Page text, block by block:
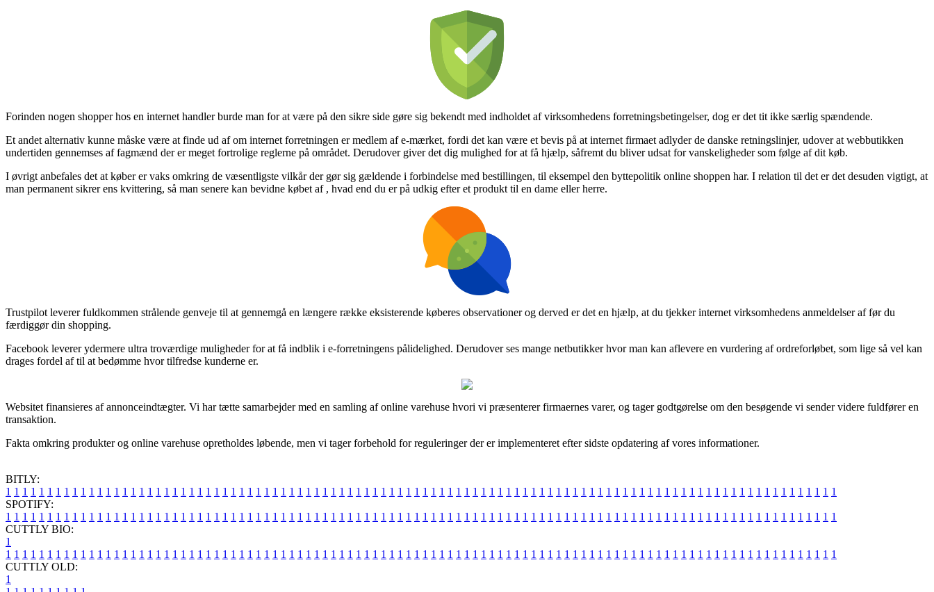
Forinden nogen shopper hos en internet handler burde man for at være på den sikre side gøre sig bekendt med indholdet af virksomhedens forretningsbetingelser, dog er det tit ikke særlig spændende.
Et andet alternativ kunne måske være at finde ud af om internet forretningen er medlem af e-mærket, fordi det kan være et bevis på at internet firmaet adlyder de danske retningslinjer, udover at webbutikken
undertiden gennemses af fagmænd der er meget fortrolige reglerne på området. Derudover giver det dig mulighed for at få hjælp, såfremt du bliver udsat for vanskeligheder som følge af dit køb.
I øvrigt anbefales det at køber er vaks omkring de væsentligste vilkår der gør sig gældende i forbindelse med bestillingen, til eksempel den byttepolitik online shoppen har. I relation til det er det desuden vigtigt, at
man permanent sikrer ens kvittering, så man senere kan bevidne købet af , hvad end du er på udkig efter et produkt til en dame eller herre.
Trustpilot leverer fuldkommen strålende genveje til at gennemgå en længere række eksisterende køberes observationer og derved er det en hjælp, at du tjekker internet virksomhedens anmeldelser af før du
færdiggør din shopping.
Facebook leverer ydermere ultra troværdige muligheder for at få indblik i e-forretningens pålidelighed. Derudover ses mange netbutikker hvor man kan aflevere en vurdering af ordreforløbet, som lige så vel kan
drages fordel af til at bedømme hvor tilfredse kunderne er.
Websitet finansieres af annonceindtægter. Vi har tætte samarbejder med en samling af online varehuse hvori vi præsenterer firmaernes varer, og tager godtgørelse om den besøgende vi sender videre fuldfører en
transaktion.
Fakta omkring produkter og online varehuse opretholdes løbende, men vi tager forbehold for reguleringer der er implementeret efter sidste opdatering af vores informationer.
BITLY:
1 1 1 1 1 1 1 1 1 1 1 1 1 1 1 1 1 1 1 1 1 1 1 1 1 1 1 1 1 1 1 1 1 1 1 1 1 1 1 1 1 1 1 1 1 1 1 1 1 1 1 1 1 1 1 1 1 1 1 1 1 1 1 1 1 1 1 1 1 1 1 1 1 1 1 1 1 1 1 1 1 1 1 1 1 1 1 1 1 1 1 1 1 1 1 1 1 1 1 1
SPOTIFY:
1 1 1 1 1 1 1 1 1 1 1 1 1 1 1 1 1 1 1 1 1 1 1 1 1 1 1 1 1 1 1 1 1 1 1 1 1 1 1 1 1 1 1 1 1 1 1 1 1 1 1 1 1 1 1 1 1 1 1 1 1 1 1 1 1 1 1 1 1 1 1 1 1 1 1 1 1 1 1 1 1 1 1 1 1 1 1 1 1 1 1 1 1 1 1 1 1 1 1 1
CUTTLY BIO:
1
1 1 1 1 1 1 1 1 1 1 1 1 1 1 1 1 1 1 1 1 1 1 1 1 1 1 1 1 1 1 1 1 1 1 1 1 1 1 1 1 1 1 1 1 1 1 1 1 1 1 1 1 1 1 1 1 1 1 1 1 1 1 1 1 1 1 1 1 1 1 1 1 1 1 1 1 1 1 1 1 1 1 1 1 1 1 1 1 1 1 1 1 1 1 1 1 1 1 1 1
CUTTLY OLD:
1